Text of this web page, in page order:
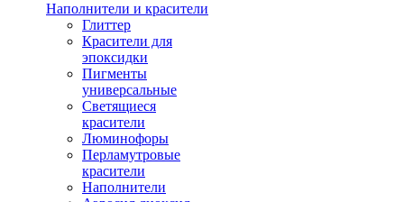
Наполнители и красители
Глиттер
Красители для
эпоксидки
Пигменты
универсальные
Светящиеся
красители
Люминофоры
Перламутровые
красители
Наполнители